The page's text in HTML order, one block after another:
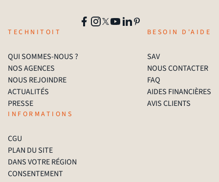
TECHNITOIT
QUI SOMMES-NOUS ?
NOS AGENCES
NOUS REJOINDRE
ACTUALITÉS
PRESSE
BESOIN D'AIDE
SAV
NOUS CONTACTER
FAQ
AIDES FINANCIÈRES
AVIS CLIENTS
INFORMATIONS
CGU
PLAN DU SITE
DANS VOTRE RÉGION
CONSENTEMENT